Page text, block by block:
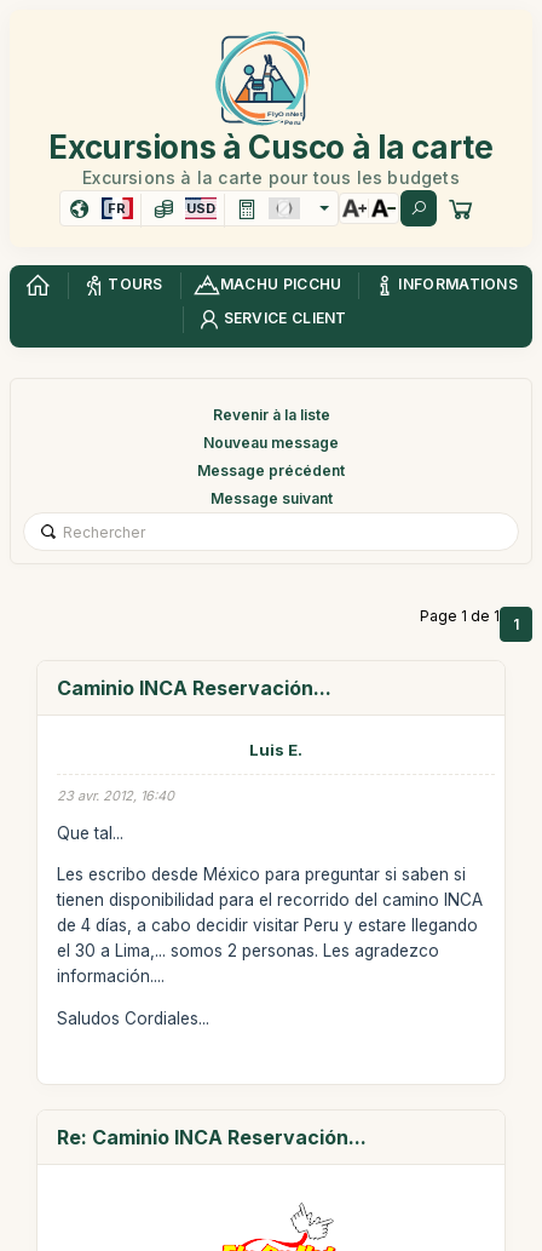
Excursions à Cusco à la carte
Excursions à la carte pour tous les budgets
FR USD
TOURS MACHU PICCHU
INFORMATIONS
SERVICE CLIENT
Revenir à la liste
Nouveau message
Message précédent
Message suivant
Page 1 de 1 1
Caminio INCA Reservación...
Luis E.
23 avr. 2012, 16:40
Que tal...
Les escribo desde México para preguntar si saben si
tienen disponibilidad para el recorrido del camino INCA
de 4 días, a cabo decidir visitar Peru y estare llegando
el 30 a Lima,... somos 2 personas. Les agradezco
información....
Saludos Cordiales...
Re: Caminio INCA Reservación...